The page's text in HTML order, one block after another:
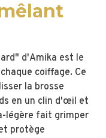
d'Amika est le
coiffage. Ce
la brosse
en un clin d'œil et
légère fait grimper
protège